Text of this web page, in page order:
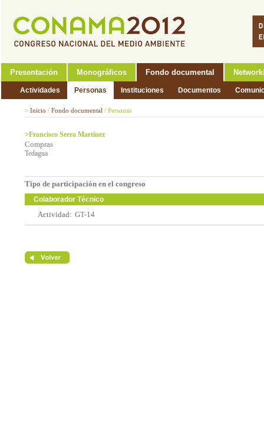
Presentación Monográficos Fondo documental
Actividades Personas Instituciones Documentos
> Inicio / Fondo documental / Personas
>Francisco Serra Martínez
Compras
Tedagua
Tipo de participación en el congreso
Colaborador Técnico
Actividad: GT-14